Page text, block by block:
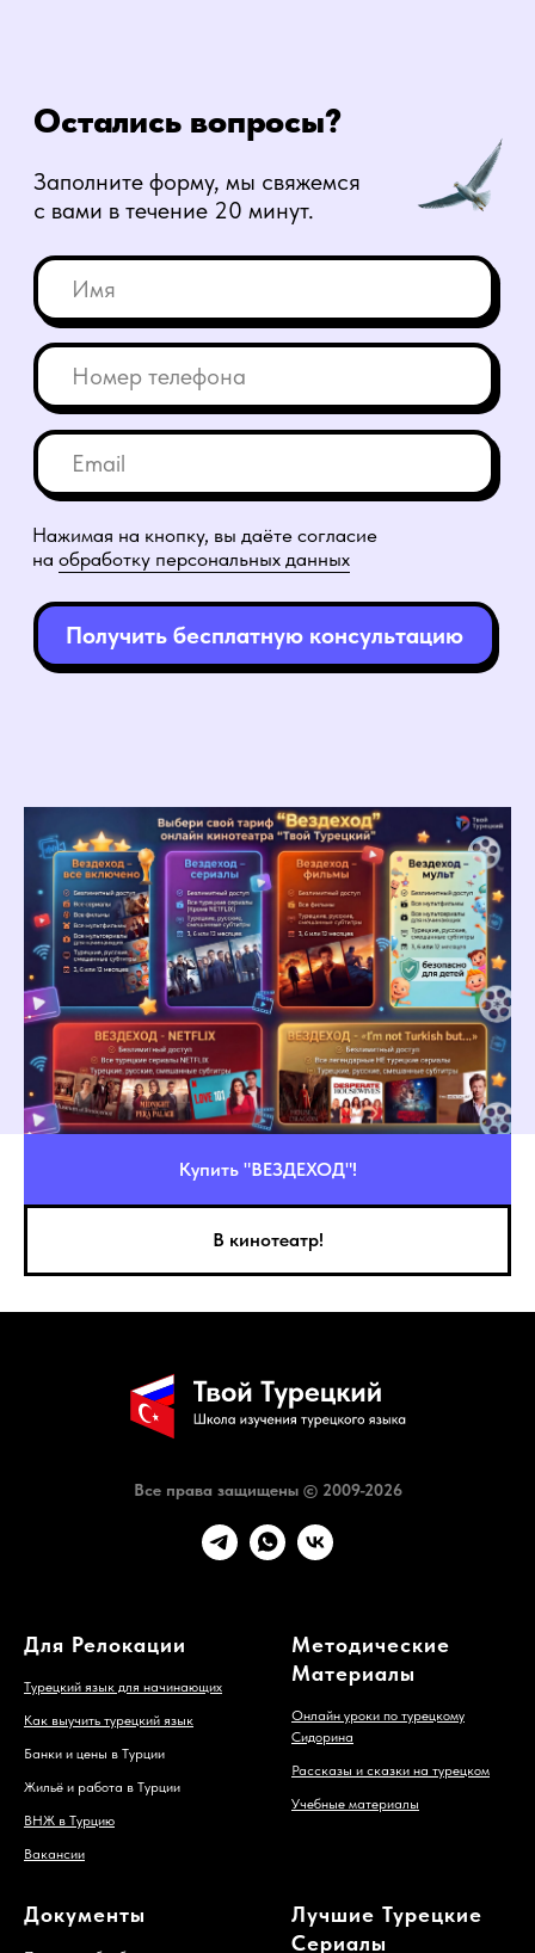
Купить "ВЕЗДЕХОД"!
В кинотеатр!
Все права защищены © 2009-2026
Для Релокации
Турецкий язык для начинающих
Как выучить турецкий язык
Банки и цены в Турции
Жильё и работа в Турции
ВНЖ в Турцию
Вакансии
Методические
Материалы
Онлайн уроки по турецкому
Сидорина
Рассказы и сказки на турецком
Учебные материалы
Документы
Лучшие Турецкие
Сериалы